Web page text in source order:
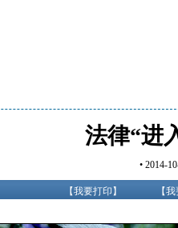
法律“进
• 2014-
【我要打印 】 【我